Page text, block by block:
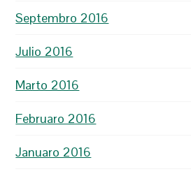
Septembro 2016
Julio 2016
Marto 2016
Februaro 2016
Januaro 2016